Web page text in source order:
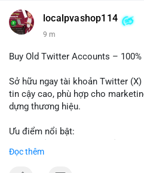
#vlikevn #titanbot
📰 Nguồn: Cointelegraph
localpvashop114
9 m
Buy Old Twitter Accounts –
Sở hữu ngay tài khoản Twitter
tin cậy cao, phù hợp cho
dựng thương hiệu.
Ưu điểm nổi bật:
- Hồ sơ hoàn chỉnh, giảm nguy cơ
Đọc thêm